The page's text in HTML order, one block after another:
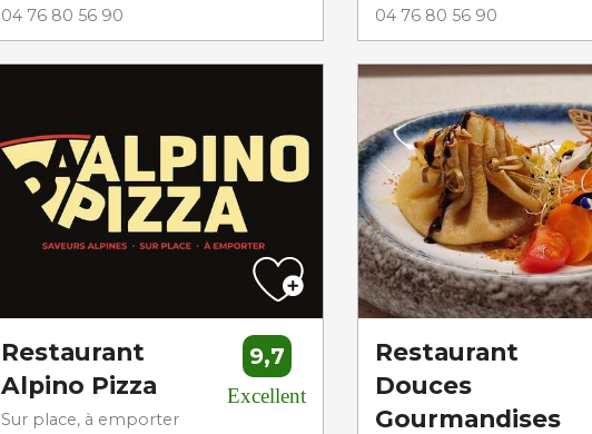
04 76 80 56 90
04 76 80 56 90
Restaurant
Alpino Pizza
Sur place, à emporter
9,7
Excellent
Restaurant
Douces
Gourmandises